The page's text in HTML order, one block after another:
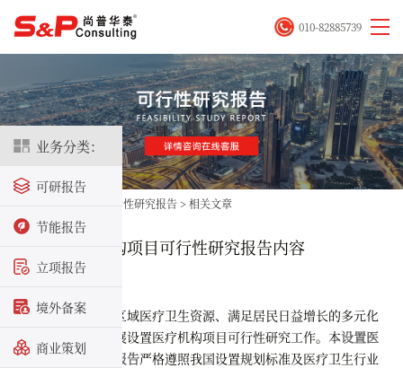
业务分类：
可研报告
节能报告
立项报告
境外备案
商业策划
010-82885739
可行性研究报告 > 相关文章
某设立医疗机构项目可行性研究报告内容
2026-06-09
为进一步优化区域医疗卫生资源、满足居民日益增长的多元化
就医需求，本次开展设置医疗机构项目可行性研究工作。本设置医
疗机构可行性研究报告严格遵照我国设置规划标准及医疗卫生行业